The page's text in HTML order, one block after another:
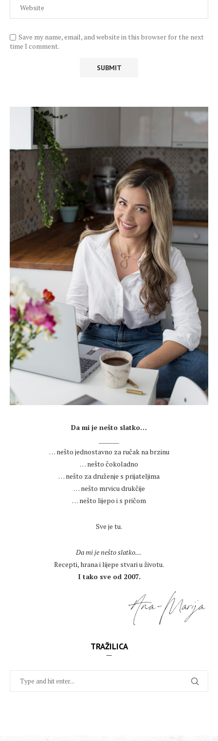
Save my name, email, and website in this browser for the next
time I comment.
Da mi je nešto slatko…
… nešto jednostavno za ručak na brzinu
… nešto čokoladno
… nešto za druženje s prijateljima
… nešto mrvicu drukčije
… nešto lijepo i s pričom
Sve je tu.
Da mi je nešto slatko…
Recepti, hrana i lijepe stvari u životu.
I tako sve od 2007.
TRAŽILICA